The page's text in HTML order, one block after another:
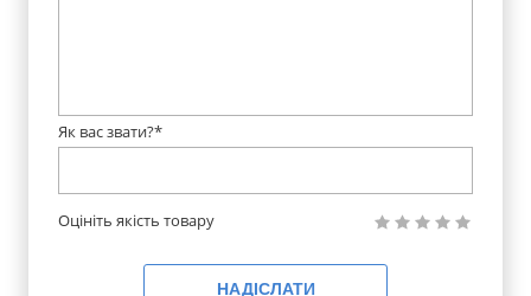
Як вас звати?*
Оцініть якість товару
НАДІСЛАТИ